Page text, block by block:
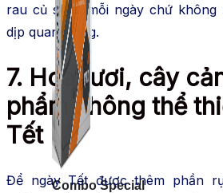
Combo Special
rau củ sạch mỗi ngày chứ
dịp quan trọng.
7. Hoa tươi, cây
phẩm không thể
Tết
Để ngày Tết được thêm phần